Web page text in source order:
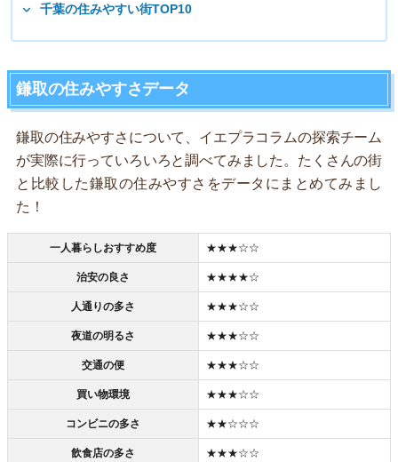
千葉の住みやすい街TOP10
鎌取の住みやすさデータ
鎌取の住みやすさについて、イエプラコラムの探索チーム
が実際に行っていろいろと調べてみました。たくさんの街
と比較した鎌取の住みやすさをデータにまとめてみまし
た！
一人暮らしおすすめ度 ★★★☆☆
治安の良さ ★★★★☆
人通りの多さ ★★★☆☆
夜道の明るさ ★★★☆☆
交通の便 ★★★☆☆
買い物環境 ★★★☆☆
コンビニの多さ ★★☆☆☆
飲食店の多さ ★★★☆☆